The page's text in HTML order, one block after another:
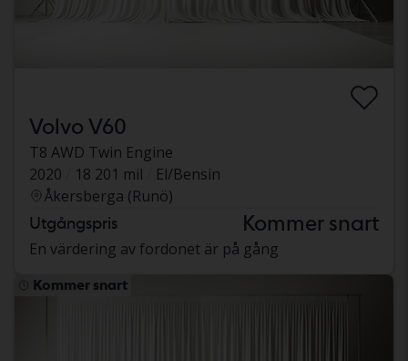
Volvo V60
T8 AWD Twin Engine
2020
18 201 mil
El/Bensin
Åkersberga (Runö)
Utgångspris Kommer snart
En värdering av fordonet är på gång
Kommer snart